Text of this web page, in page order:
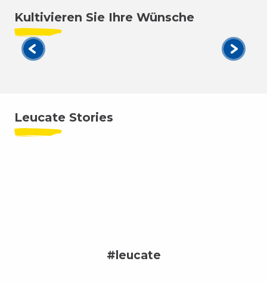
Kultivieren Sie Ihre Wünsche
Jetski
Leucate Stories
#leucate